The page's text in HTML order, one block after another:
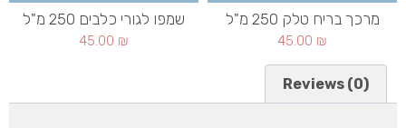
מרכך בריח טלק 250 מ"ל
45.00 ₪
שמפו לגורי כלבים 250 מ"ל
45.00 ₪
Reviews (0)